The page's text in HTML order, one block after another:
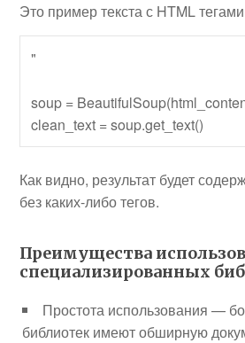
Это пример текста с HTML
"
soup =
Как видно, результат будет
без каких-либо тегов.
Преимущества
специализированных
Простота использования —
библиотек имеют обширную